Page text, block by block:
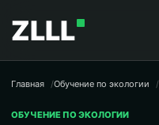
ZLLL
Главная Обучение по экологии
ОБУЧЕНИЕ ПО ЭКОЛОГИИ